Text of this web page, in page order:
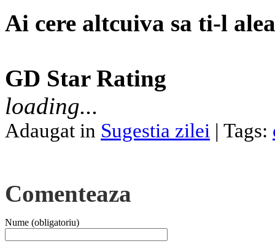
Ai cere altcuiva sa ti-l
GD Star Rating
loading...
Adaugat in Sugestia zilei | Tags:
Comenteaza
Nume (obligatoriu)